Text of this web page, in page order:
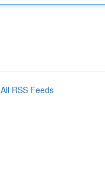
All RSS Feeds